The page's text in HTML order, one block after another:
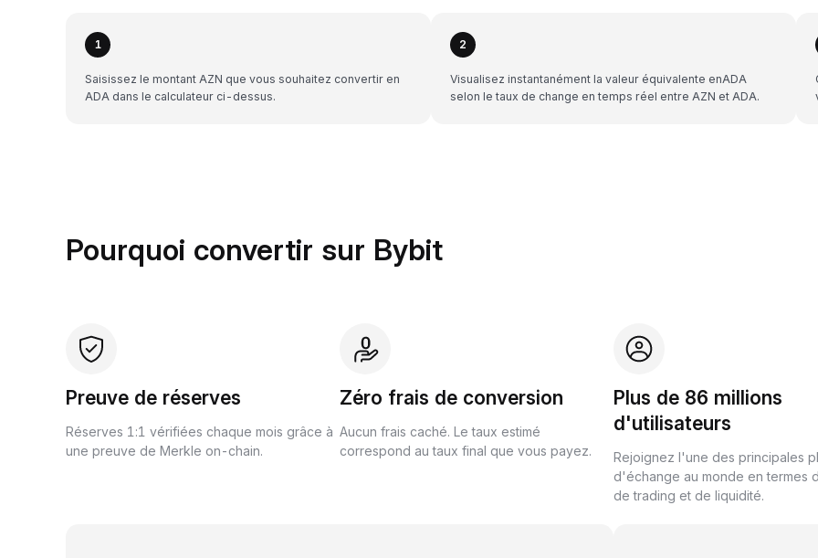
1
Saisissez le montant AZN que vous souhaitez convertir en
ADA dans le calculateur ci-dessus.
2
Visualisez instantanément la valeur équivalente enADA
selon le taux de change en temps réel entre AZN et ADA.
Pourquoi convertir sur Bybit
Preuve de réserves
Réserves 1:1 vérifiées chaque mois grâce à
une preuve de Merkle on-chain.
Zéro frais de conversion
Aucun frais caché. Le taux estimé
correspond au taux final que vous payez.
Plus de 86 millions
d'utilisateurs
Rejoignez l'une des principales
d'échange au monde en termes
de trading et de liquidité.